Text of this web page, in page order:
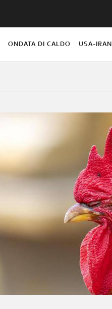
ONDATA DI CALDO USA-IRAN